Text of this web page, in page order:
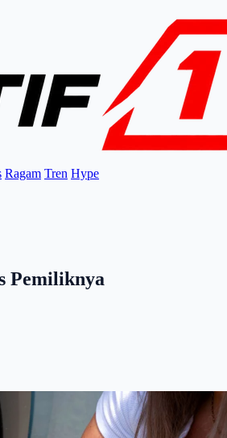
Ragam Tren Hype
Pemiliknya